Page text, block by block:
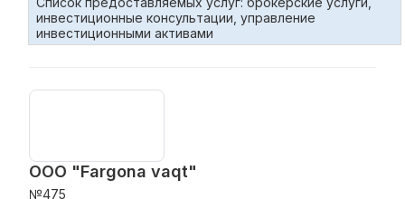
инвестиционные консультации, управление
инвестиционными активами
ООО "Fargona vaqt"
№475